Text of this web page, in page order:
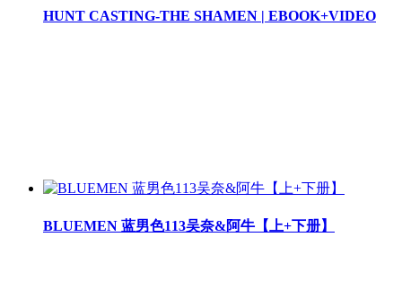
HUNT CASTING-THE SHAMEN | EBOOK+VIDEO
BLUEMEN 蓝男色113吴奈&阿牛【上+下册】